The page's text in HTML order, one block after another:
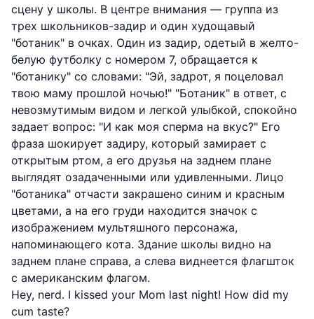
сцену у школы. В центре внимания — группа из
трех школьников-задир и один худощавый
"ботаник" в очках. Один из задир, одетый в желто-
белую футболку с номером 7, обращается к
"ботанику" со словами: "Эй, задрот, я поцеловал
твою маму прошлой ночью!" "Ботаник" в ответ, с
невозмутимым видом и легкой улыбкой, спокойно
задает вопрос: "И как моя сперма на вкус?" Его
фраза шокирует задиру, который замирает с
открытым ртом, а его друзья на заднем плане
выглядят озадаченными или удивленными. Лицо
"ботаника" отчасти закрашено синим и красным
цветами, а на его груди находится значок с
изображением мультяшного персонажа,
напоминающего кота. Здание школы видно на
заднем плане справа, а слева виднеется флагшток
с американским флагом.
Hey, nerd. I kissed your Mom last night! How did my
cum taste?